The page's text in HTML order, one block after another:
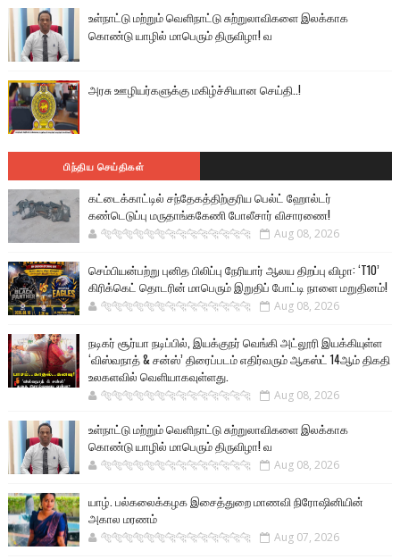
உள்நாட்டு மற்றும் வெளிநாட்டு சுற்றுலாவிகளை இலக்காக
கொண்டு யாழில் மாபெரும் திருவிழா! வ
அரசு ஊழியர்களுக்கு மகிழ்ச்சியான செய்தி..!
பிந்திய செய்திகள்
கட்டைக்காட்டில் சந்தேகத்திற்குரிய பெல்ட் ஹோல்டர்
கண்டெடுப்பு மருதாங்ககேணி போலீசார் விசாரணை!
🐅🐅🐅🐅🐅🐅🐆🐆🐆🐆🐆🐆🐆🐆 Aug 08, 2026
செம்பியன்பற்று புனித பிலிப்பு நேரியார் ஆலய திறப்பு விழா: ‘T10’
கிரிக்கெட் தொடரின் மாபெரும் இறுதிப் போட்டி நாளை மறுதினம்!
🐅🐅🐅🐅🐅🐅🐆🐆🐆🐆🐆🐆🐆🐆 Aug 08, 2026
நடிகர் சூர்யா நடிப்பில், இயக்குநர் வெங்கி அட்லூரி இயக்கியுள்ள
‘விஸ்வநாத் & சன்ஸ்’ திரைப்படம் எதிர்வரும் ஆகஸ்ட் 14ஆம் திகதி
உலகளவில் வெளியாகவுள்ளது.
🐅🐅🐅🐅🐅🐅🐆🐆🐆🐆🐆🐆🐆🐆 Aug 08, 2026
உள்நாட்டு மற்றும் வெளிநாட்டு சுற்றுலாவிகளை இலக்காக
கொண்டு யாழில் மாபெரும் திருவிழா! வ
🐅🐅🐅🐅🐅🐅🐆🐆🐆🐆🐆🐆🐆🐆 Aug 08, 2026
யாழ். பல்கலைக்கழக இசைத்துறை மாணவி நிரோஷினியின்
அகால மரணம்
🐅🐅🐅🐅🐅🐅🐆🐆🐆🐆🐆🐆🐆🐆 Aug 07, 2026